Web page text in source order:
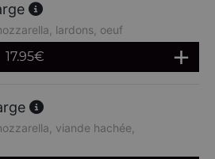
lardons, oeuf
17.95€
viande hachée,